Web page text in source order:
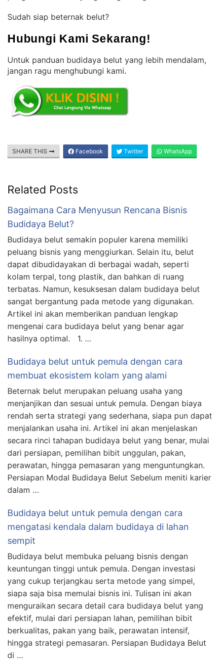
Sudah siap beternak belut?
Hubungi Kami Sekarang!
Untuk panduan budidaya belut yang lebih mendalam,
jangan ragu menghubungi kami.
SHARE THIS Facebook Twitter WhatsApp
Related Posts
Bagaimana Cara Menyusun Rencana Bisnis
Budidaya Belut?
Budidaya belut semakin populer karena memiliki
peluang bisnis yang menggiurkan. Selain itu, belut
dapat dibudidayakan di berbagai wadah, seperti
kolam terpal, tong plastik, dan bahkan di ruang
terbatas. Namun, kesuksesan dalam budidaya belut
sangat bergantung pada metode yang digunakan.
Artikel ini akan memberikan panduan lengkap
mengenai cara budidaya belut yang benar agar
hasilnya optimal. 1. …
Budidaya belut untuk pemula dengan cara
membuat ekosistem kolam yang alami
Beternak belut merupakan peluang usaha yang
menjanjikan dan sesuai untuk pemula. Dengan biaya
rendah serta strategi yang sederhana, siapa pun dapat
menjalankan usaha ini. Artikel ini akan menjelaskan
secara rinci tahapan budidaya belut yang benar, mulai
dari persiapan, pemilihan bibit unggulan, pakan,
perawatan, hingga pemasaran yang menguntungkan.
Persiapan Modal Budidaya Belut Sebelum meniti karier
dalam …
Budidaya belut untuk pemula dengan cara
mengatasi kendala dalam budidaya di lahan
sempit
Budidaya belut membuka peluang bisnis dengan
keuntungan tinggi untuk pemula. Dengan investasi
yang cukup terjangkau serta metode yang simpel,
siapa saja bisa memulai bisnis ini. Tulisan ini akan
menguraikan secara detail cara budidaya belut yang
efektif, mulai dari persiapan lahan, pemilihan bibit
berkualitas, pakan yang baik, perawatan intensif,
hingga strategi pemasaran. Persiapan Budidaya Belut
di …